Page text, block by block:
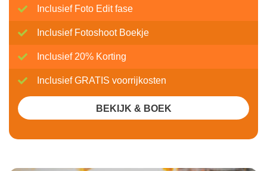
Inclusief Foto Edit fase
Inclusief Fotoshoot Boekje
Inclusief 20% Korting
Inclusief GRATIS voorrijkosten
BEKIJK & BOEK